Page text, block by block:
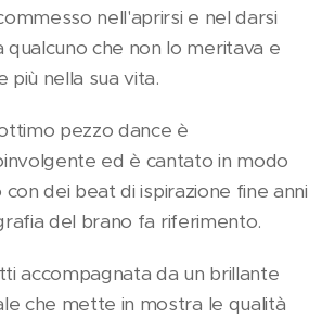
nell'aprirsi e nel darsi
che non lo meritava e
più nella sua vita.
pezzo dance è
ed è cantato in modo
dei beat di ispirazione fine anni
del brano fa riferimento.
accompagnata da un brillante
che mette in mostra le qualità